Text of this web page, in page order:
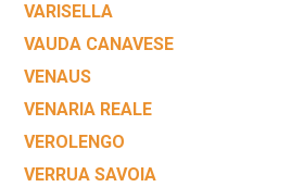
VARISELLA
VAUDA CANAVESE
VENAUS
VENARIA REALE
VEROLENGO
VERRUA SAVOIA